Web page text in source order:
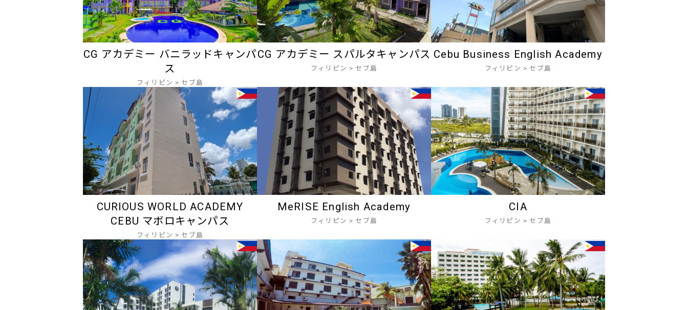
CG アカデミー バニラッドキャンパ
ス
フィリピン > セブ島
CG アカデミー スパルタキャンパス
フィリピン > セブ島
Cebu Business English Academy
フィリピン > セブ島
CURIOUS WORLD ACADEMY
CEBU マボロキャンパス
フィリピン > セブ島
MeRISE English Academy
フィリピン > セブ島
CIA
フィリピン > セブ島